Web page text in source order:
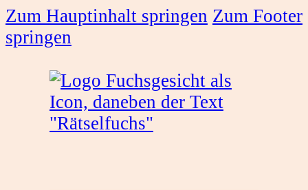
Zum Hauptinhalt springen Zum Footer
springen